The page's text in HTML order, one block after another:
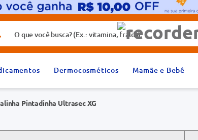
(Ex.: vitamina, fralda)
Dermocosméticos Mamãe e Bebê
Pintadinha Ultrasec XG
buscados
2º
fralda
6